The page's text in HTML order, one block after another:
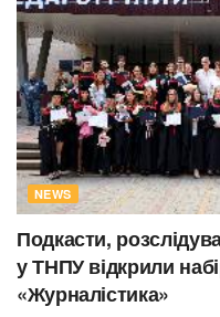
NEWS
Подкасти,
у ТНПУ відкрили
«Журналістика»